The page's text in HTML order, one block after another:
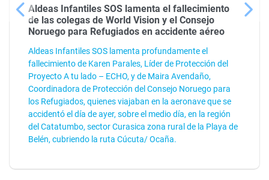
Aldeas Infantiles SOS lamenta el fallecimiento
de las colegas de World Vision y el Consejo
Noruego para Refugiados en accidente aéreo
Aldeas Infantiles SOS lamenta profundamente el
fallecimiento de Karen Parales, Líder de Protección del
Proyecto A tu lado – ECHO, y de Maira Avendaño,
Coordinadora de Protección del Consejo Noruego para
los Refugiados, quienes viajaban en la aeronave que se
accidentó el día de ayer, sobre el medio día, en la región
del Catatumbo, sector Curasica zona rural de la Playa de
Belén, cubriendo la ruta Cúcuta/ Ocaña.